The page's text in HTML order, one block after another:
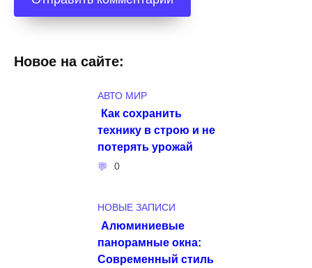
Новое на сайте:
АВТО МИР
Как сохранить
технику в строю и не
потерять урожай
0
НОВЫЕ ЗАПИСИ
Алюминиевые
панорамные окна:
Современный стиль